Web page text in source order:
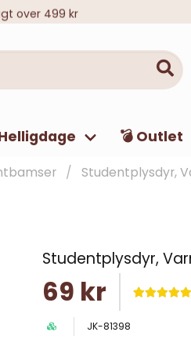
over 499 kr
💣 Outlet
Studentplysdyr,
Studentplysdyr,
69 kr
JK-81398